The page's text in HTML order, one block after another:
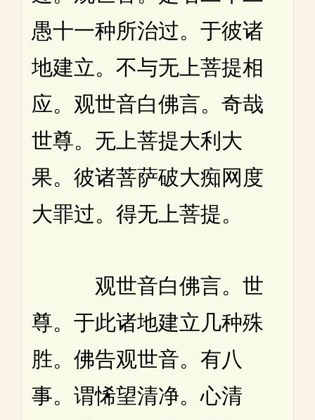
愚十一种所治过。于彼诸
地建立。不与无上菩提相
应。观世音白佛言。奇哉
世尊。无上菩提大利大
果。彼诸菩萨破大痴网度
大罪过。得无上菩提。
观世音白佛言。世
尊。于此诸地建立几种殊
胜。佛告观世音。有八
事。谓悕望清净。心清